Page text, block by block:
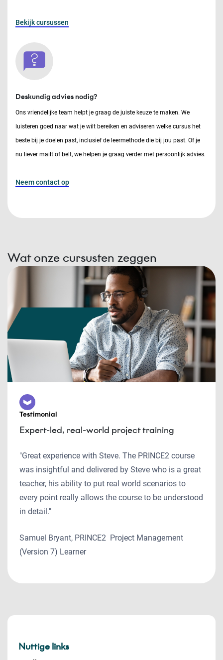
Bekijk cursussen
Deskundig advies nodig?
Ons vriendelijke team helpt je graag de juiste keuze te maken. We
luisteren goed naar wat je wilt bereiken en adviseren welke cursus het
beste bij je doelen past, inclusief de leermethode die bij jou past. Of je
nu liever mailt of belt, we helpen je graag verder met persoonlijk advies.
Neem contact op
Wat onze cursusten zeggen
Testimonial
Expert-led, real-world project training
"Great experience with Steve. The PRINCE2 course
was insightful and delivered by Steve who is a great
teacher, his ability to put real world scenarios to
every point really allows the course to be understood
in detail."
Samuel Bryant, PRINCE2 Project Management
(Version 7) Learner
Nuttige links